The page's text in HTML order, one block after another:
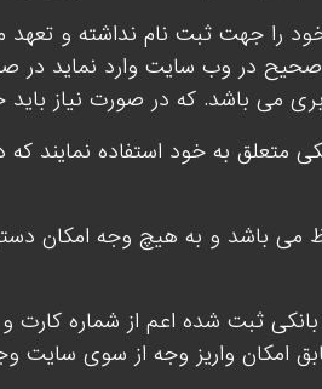
را جهت ثبت نام نداشته و تعهد
در وب سایت وارد نماید در
می باشد. که در صورت نیاز
متعلق به خود استفاده نمایند
می باشد و به هیچ وجه امکان
بانکی ثبت شده اعم از شماره
امکان واریز وجه از سوی سایت